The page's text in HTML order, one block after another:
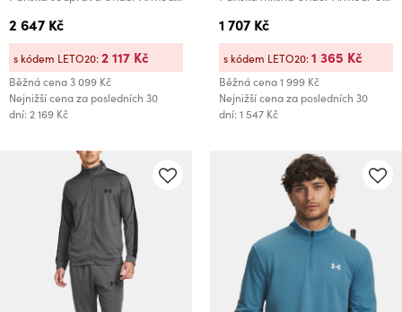
2 647 Kč
Běžná cena3 099 Kč
Nejnižší cena za posledních 30
dní: 2 169 Kč
s kódem LETO20:2 117 Kč
1 707 Kč
Běžná cena1 999 Kč
Nejnižší cena za posledních 30
dní: 1 547 Kč
s kódem LETO20:1 365 Kč